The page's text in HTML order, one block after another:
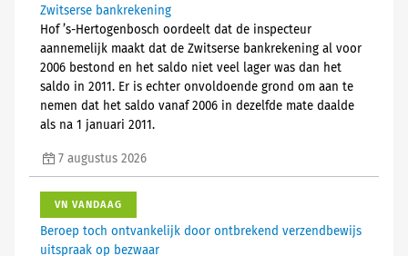
Zwitserse bankrekening
Hof ’s-Hertogenbosch oordeelt dat de inspecteur
aannemelijk maakt dat de Zwitserse bankrekening al voor
2006 bestond en het saldo niet veel lager was dan het
saldo in 2011. Er is echter onvoldoende grond om aan te
nemen dat het saldo vanaf 2006 in dezelfde mate daalde
als na 1 januari 2011.
7 augustus 2026
VN VANDAAG
Beroep toch ontvankelijk door ontbrekend verzendbewijs
uitspraak op bezwaar